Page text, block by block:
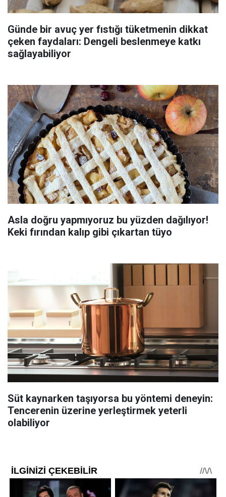
Günde bir avuç yer fıstığı tüketmenin dikkat
çeken faydaları: Dengeli beslenmeye katkı
sağlayabiliyor
Asla doğru yapmıyoruz bu yüzden dağılıyor!
Keki fırından kalıp gibi çıkartan tüyo
Süt kaynarken taşıyorsa bu yöntemi deneyin:
Tencerenin üzerine yerleştirmek yeterli
olabiliyor